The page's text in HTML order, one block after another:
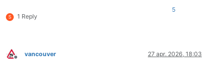
S 1 Reply
5
vancouver 27 apr. 2026, 18:03